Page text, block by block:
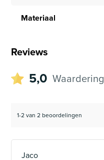
Materiaal
Reviews
5,0 Waardering
1-2 van 2 beoordelingen
Jaco